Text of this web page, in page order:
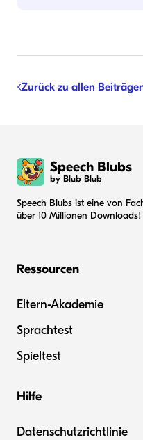
Zurück zu allen
Speech Blubs
by Blub Blub
Speech Blubs ist eine von
über 10 Millionen Downloads!
Ressourcen
Eltern-Akademie
Sprachtest
Spieltest
Hilfe
Datenschutzrichtlinie